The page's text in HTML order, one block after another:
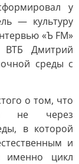
у
— культуру
«Ъ FM»
Дмитрий
среды с
о том, что
не через
в которой
и
именно цикл